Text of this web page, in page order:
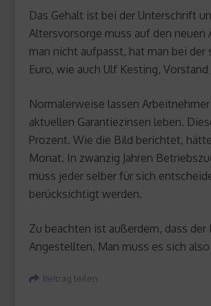
Das Gehalt ist bei der Unterschrift
Altersvorsorge muss auf den neuen
man nicht aufpasst, hat man bei
Euro, wie auch Ulf Kesting,
Normalerweise lassen
aktuellen Garantiezinsen leben.
Prozent. Wie die Bild berichtet,
Monat. In zwanzig Jahren
muss jeder selber für sich
berücksichtigt werden.
Zu beachten ist außerdem, dass
Angestellten. Man muss es sich
Beitrag teilen